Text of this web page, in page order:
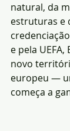
natural, da
estruturas e
e pela
novo
europeu —
começa a